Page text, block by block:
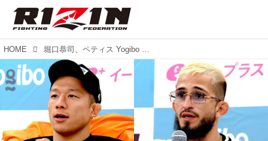
HOME 堀口恭司、ペティス Yogibo presents RIZIN.47 試合後インタビュー vol.1